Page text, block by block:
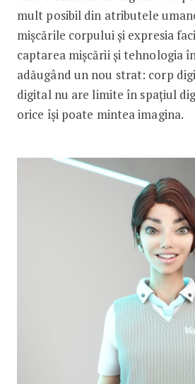
mult posibil din atributele
mișcările corpului și expresia
captarea mișcării și tehnologia
adăugând un nou strat: corp
digital nu are limite în spațiul
orice își poate mintea imagina.